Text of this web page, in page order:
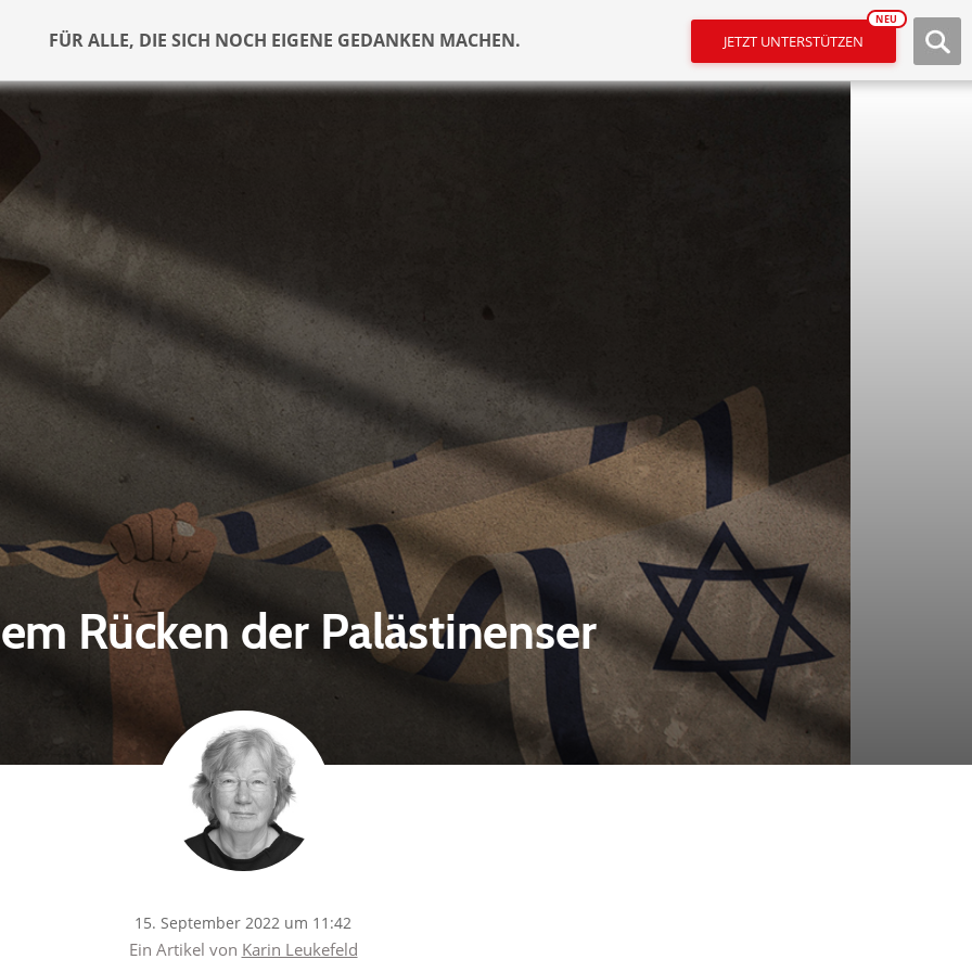
FÜR ALLE, DIE SICH NOCH EIGENE GEDANKEN MACHEN. JETZT UNTERSTÜTZEN
NEU
Rücken der Palästinenser
15. September 2022 um 11:42
Ein Artikel von Karin Leukefeld